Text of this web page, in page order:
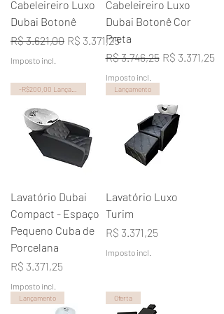
Cabeleireiro Luxo
Dubai Botonê
Preço normal
R$ 3.621,00 Preço promocional
R$ 3.371,25
Imposto incl.
Cabeleireiro Luxo
Dubai Botonê Cor
Preta
Preço normal
R$ 3.746,25 Preço
R$ 3.371,25
Imposto incl.
Lavatório Dubai
Compact - Espaço
Pequeno Cuba de
Porcelana
Preço
R$ 3.371,25
Imposto incl.
Lançamento
Lavatório Luxo
Turim
Preço
R$ 3.371,25
Imposto incl.
Lançamento Oferta